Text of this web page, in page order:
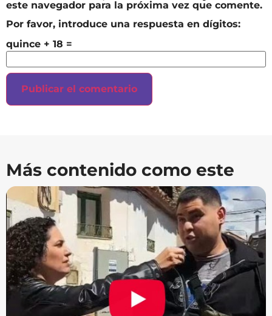
este navegador para la próxima vez que comente.
Por favor, introduce una respuesta en dígitos:
quince + 18 =
Más contenido como este